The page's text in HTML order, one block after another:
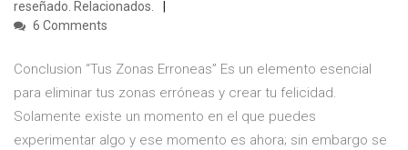
reseñado. Relacionados.
6 Comments
Conclusion “Tus Zonas Erroneas” Es un elemento esencial
para eliminar tus zonas erróneas y crear tu felicidad.
Solamente existe un momento en el que puedes
experimentar algo y ese momento es ahora; sin embargo se